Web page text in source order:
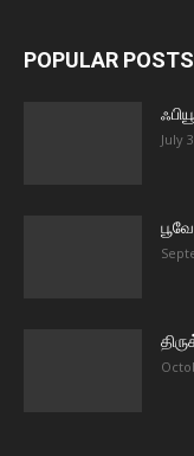
POPULAR POSTS
July